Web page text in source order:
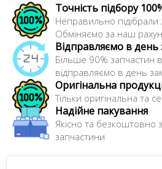
Точність підбору
Неправильно підібрали
Обміняємо за наш
Відправляємо в
Більше 90% запчастин
відправляємо в день
Оригінальна
Тільки оригінальна та
Надійне пакування
Якісно та безкоштовно
запчастини